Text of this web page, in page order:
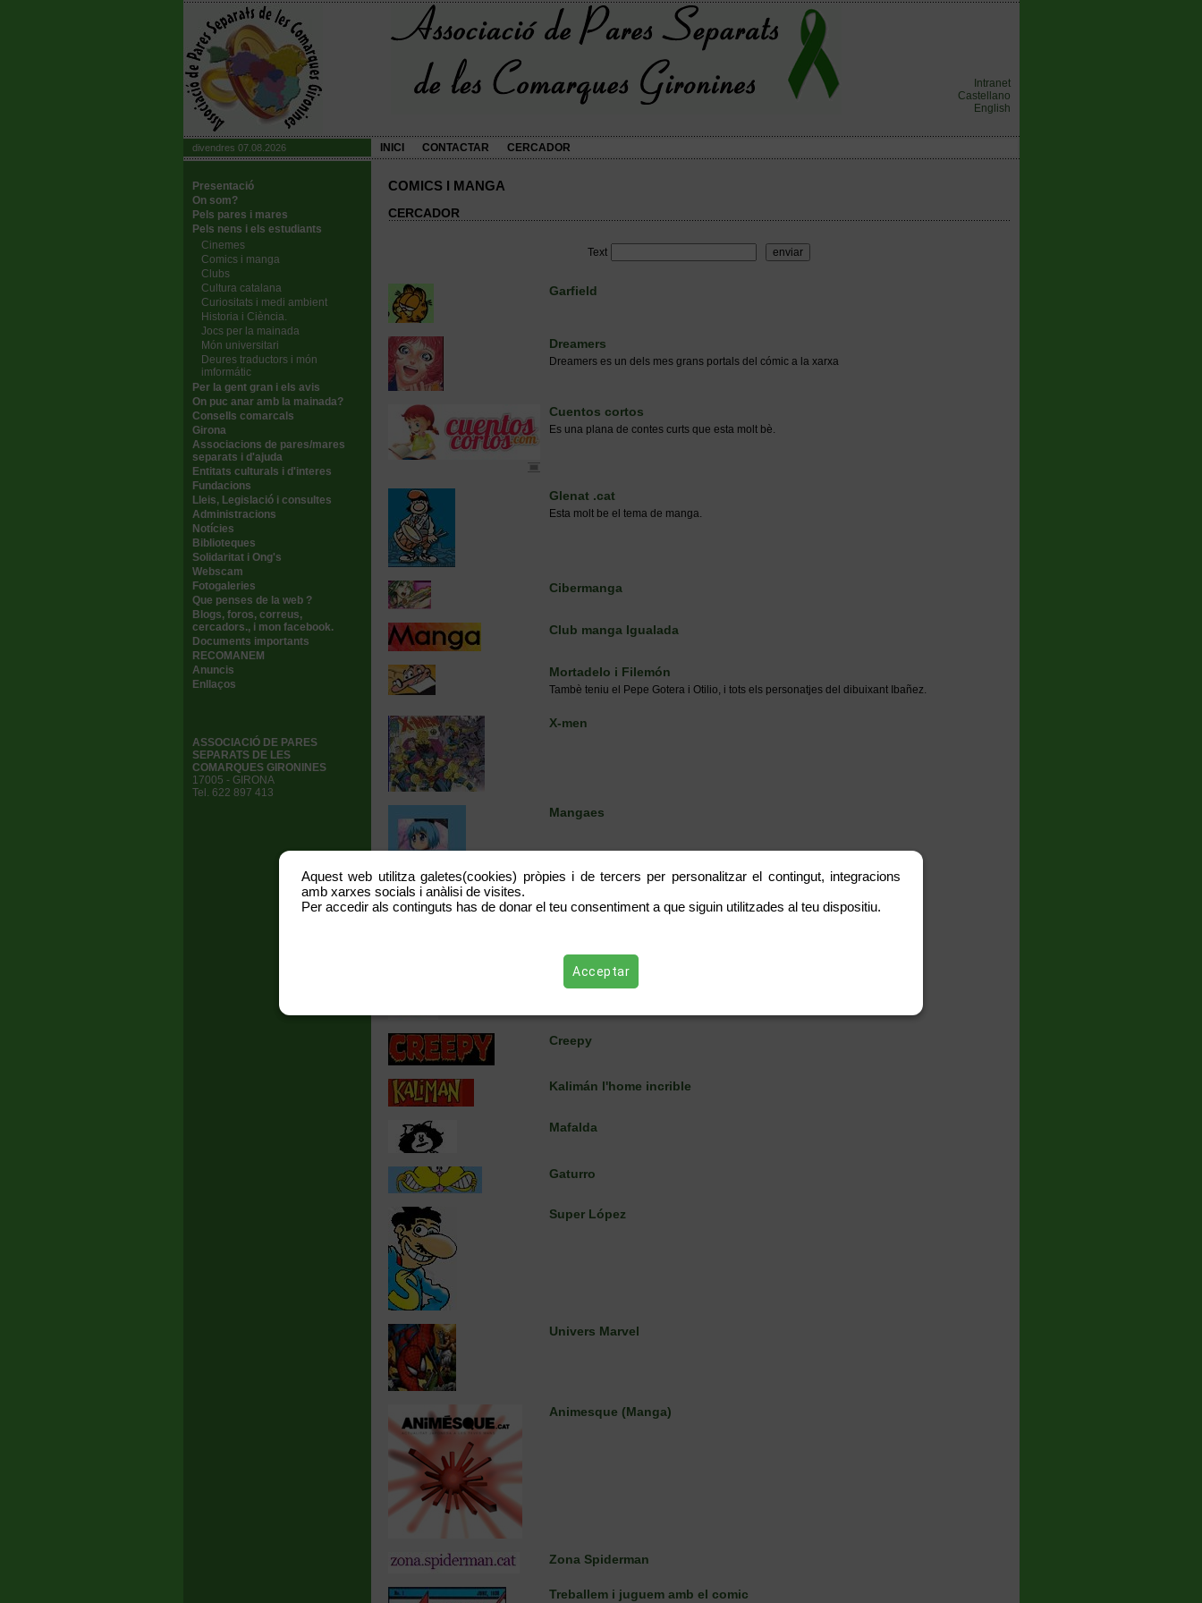
Intranet
Castellano
English
divendres 07.08.2026 INICI CONTACTAR CERCADOR
Presentació
On som?
Pels pares i mares
Pels nens i els estudiants
Cinemes
Comics i manga
Clubs
Cultura catalana
Curiositats i medi ambient
Historia i Ciència.
Jocs per la mainada
Món universitari
Deures traductors i món
imformátic
Per la gent gran i els avis
On puc anar amb la mainada?
Consells comarcals
Girona
Associacions de pares/mares
separats i d'ajuda
Entitats culturals i d'interes
Fundacions
Lleis, Legislació i consultes
Administracions
Notícies
Biblioteques
Solidaritat i Ong's
Webscam
Fotogaleries
Que penses de la web ?
Blogs, foros, correus,
cercadors., i mon facebook.
Documents importants
RECOMANEM
Anuncis
Enllaços
ASSOCIACIÓ DE PARES
SEPARATS DE LES
COMARQUES GIRONINES
17005 - GIRONA
Tel. 622 897 413
COMICS I MANGA
CERCADOR
Text
Garfield
Dreamers
Dreamers es un dels mes grans portals del cómic a la xarxa
Cuentos cortos
Es una plana de contes curts que esta molt bè.
Glenat .cat
Esta molt be el tema de manga.
Cibermanga
Club manga Igualada
Mortadelo i Filemón
Tambè teniu el Pepe Gotera i Otilio, i tots els personatjes del dibuixant Ibañez.
X-men
Mangaes
El Capità trueno
Creepy
Kalimán l'home incrible
Mafalda
Gaturro
Super López
Univers Marvel
Animesque (Manga)
Zona Spiderman
Treballem i juguem amb el comic
Aquest web utilitza galetes(cookies) pròpies i de tercers per personalitzar el contingut, integracions
amb xarxes socials i anàlisi de visites.
Per accedir als continguts has de donar el teu consentiment a que siguin utilitzades al teu dispositiu.
Acceptar